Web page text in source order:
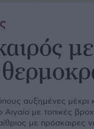
αυξημένες μέχρι
Αιγαίο με τοπικές
με πρόσκαιρες